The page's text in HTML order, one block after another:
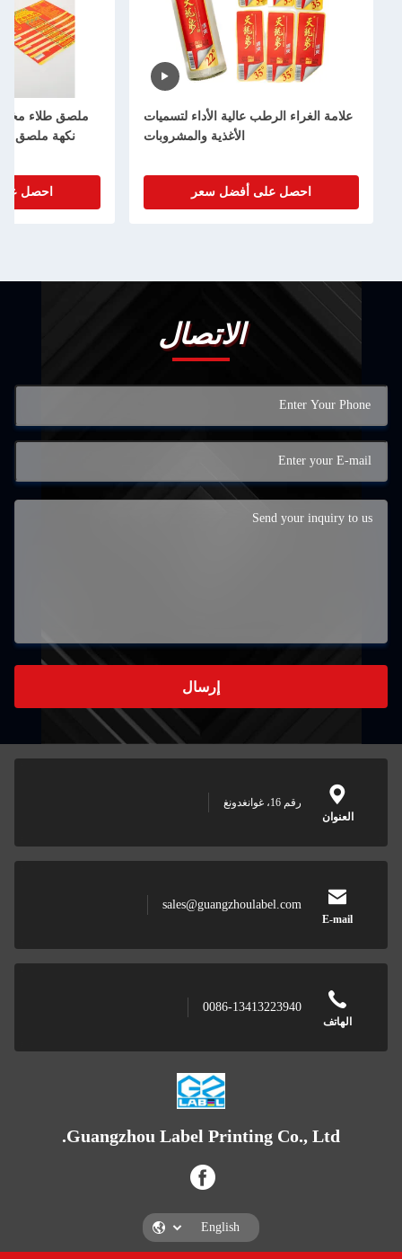
علامة الغراء الرطب عالية الأداء لتسميات
الأغذية والمشروبات
احصل على أفضل سعر
ملصق طلاء
نكهة ملصق
احصل
الاتصال
إرسال
العنوان
رقم 16، غوانغدونغ
E-mail
sales@guangzhoulabel.com
الهاتف
0086-13413223940
Guangzhou Label Printing Co., Ltd.